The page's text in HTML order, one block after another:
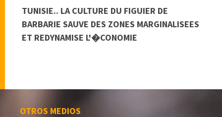
TUNISIE.. LA CULTURE DU FIGUIER DE
BARBARIE SAUVE DES ZONES MARGINALISEES
ET REDYNAMISE L'�CONOMIE
OTROS MEDIOS